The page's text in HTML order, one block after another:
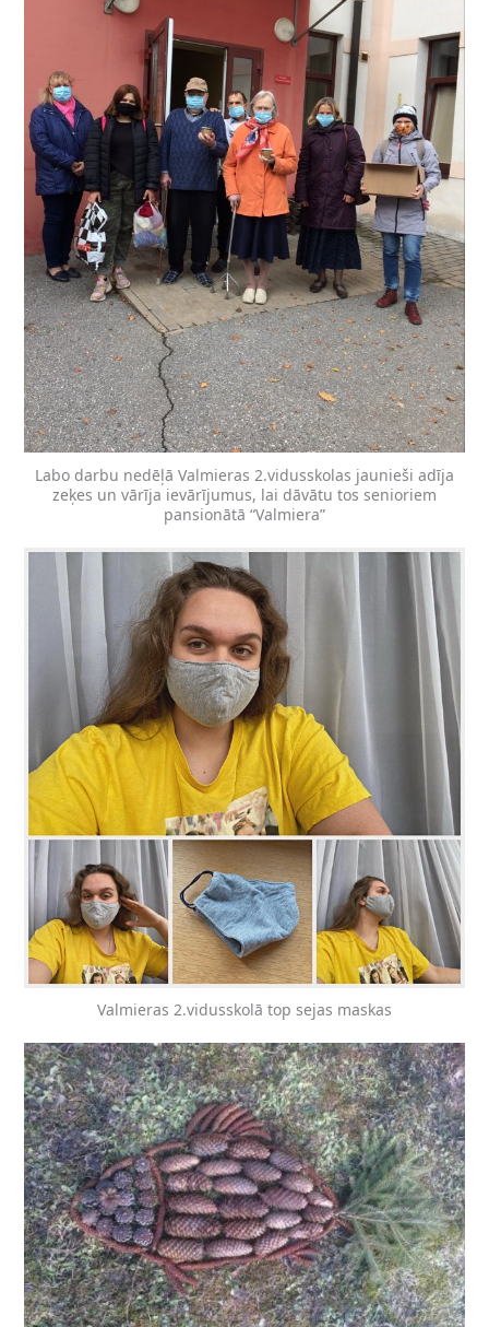
Labo darbu nedēļā Valmieras 2.vidusskolas jaunieši adīja
zeķes un vārīja ievārījumus, lai dāvātu tos senioriem
pansionātā “Valmiera”
Valmieras 2.vidusskolā top sejas maskas